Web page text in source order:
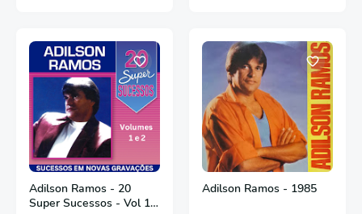
Adilson Ramos - 20
Super Sucessos - Vol 1 e
Adilson Ramos - 1985